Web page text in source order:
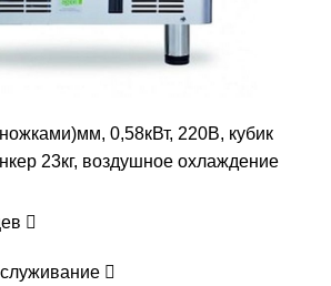
0,58кВт, 220В, кубик
23кг, воздушное охлаждение